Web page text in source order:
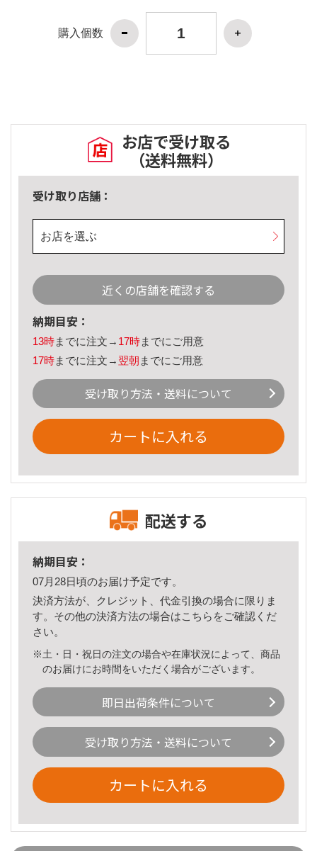
購入個数
お店で受け取る
（送料無料）
受け取り店舗：
お店を選ぶ
近くの店舗を確認する
納期目安：
13時までに注文→ 17時までにご用意
17時までに注文→ 翌朝 までにご用意
受け取り方法・送料について
カートに入れる
配送する
納期目安：
07月28日頃のお届け予定です。
決済方法が、クレジット、代金引換の場合に限りま
す。その他の決済方法の場合はこちら をご確認くだ
さい。
※土・日・祝日の注文の場合や在庫状況によって、商品
のお届けにお時間をいただく場合がございます。
即日出荷条件について
受け取り方法・送料について
カートに入れる